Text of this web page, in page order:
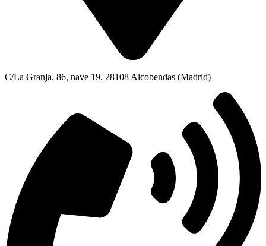
C/La Granja, 86, nave 19, 28108 Alcobendas (Madrid)